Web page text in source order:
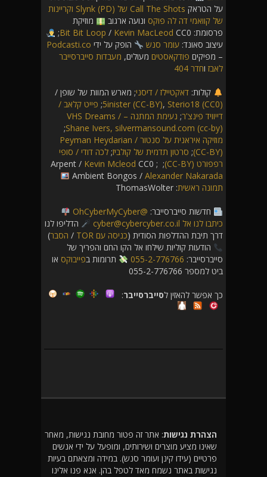
על הטראק
Call The Shots של Slynk (PD) וקריינות
של קוואמי דה לה פוקס ונועה ארגוב
מוזיקת
פרסומת:
Bit Bit Loop / Kevin MacLeod CC0;
עיצוב סאונד: עומר סנש הופק על ידי Podcasti.co
– מפיקים פודקאסטים מעולים, מעבדות סייברסייבר
לאבז וחדר 404
קולות: דאקטיילז / דיסני; מארש המוות של שופן /
5inister (CC-BY), Sterio18 (CC0)
; פייט קלאב /
דייוויד פינצ'ר;
נעימת המתנה – VHS Dreams /
Shane Ivers, silvermansound.com (cc-by)
;
מוזיקה איראנית על סנטור / Peyman Heydarian
(CC-BY)
; סרטון תדמית של קולביז; לכה דודי / סופי
רפפורט (CC-BY)
; ​​Arpent /
Kevin Mcleod CC0 ;
Ambient Bongos / Alexander Nakarada
תמונה ראשית: ThomasWolter
חדשות סייברסייבר: @OhCyberMyCyber
כיתבו לנו אל cyber@cybercyber.co.il
הדליפו לנו
דרך תיבת ההדלפות הסודית (כניסה עם TOR / הסבר)
הודעות קוליות שילחו אל הקו החם והפריך של
סייברסייבר: 055-2-776766 תרומות בפייבוקס או
ביט למספר 055-2-776766
כך אפשר להאזין לסייברסייבר:
הצהרת נגישות: אתר זה פטור מחובת נגישות, מאחר
שאינו מציע מוצרים ושירותים, ומופעל על ידי אנשים
פרטיים (עידו קינן ועומר סנש). במידה ומצאתם בעיות
נגישות באתר נשמח מאד לטפל בהן. אנא פנו אלינו